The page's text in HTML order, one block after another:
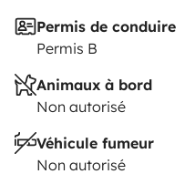
Permis de conduire
Permis B
Animaux à bord
Non autorisé
Véhicule fumeur
Non autorisé